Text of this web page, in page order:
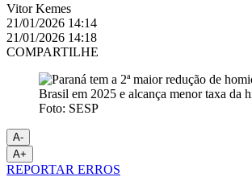
Vitor Kemes
21/01/2026 14:14
21/01/2026 14:18
COMPARTILHE
Foto: SESP
A-
A+
REPORTAR ERROS